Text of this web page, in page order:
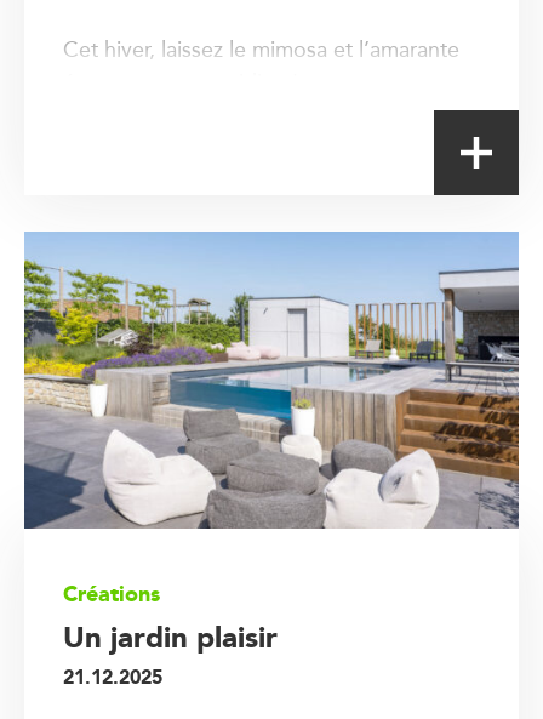
Cet hiver, laissez le mimosa et l’amarante
Créations
Un jardin plaisir
21.12.2025